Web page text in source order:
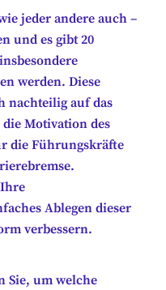
jeder andere auch –
und es gibt 20
werden. Diese
nachteilig auf das
Motivation des
die Führungskräfte
Ablegen dieser
verbessern.
Sie, um welche